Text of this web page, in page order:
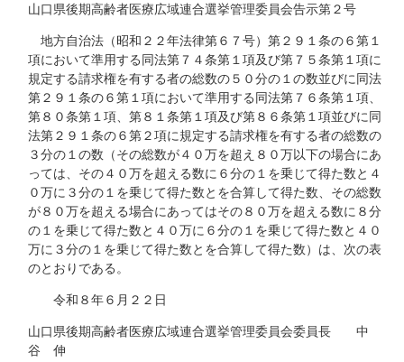
山口県後期高齢者医療広域連合選挙管理委員会告示第２号
地方自治法（昭和２２年法律第６７号）第２９１条の６第１
項において準用する同法第７４条第１項及び第７５条第１項に
規定する請求権を有する者の総数の５０分の１の数並びに同法
第２９１条の６第１項において準用する同法第７６条第１項、
第８０条第１項、第８１条第１項及び第８６条第１項並びに同
法第２９１条の６第２項に規定する請求権を有する者の総数の
３分の１の数（その総数が４０万を超え８０万以下の場合にあ
っては、その４０万を超える数に６分の１を乗じて得た数と４
０万に３分の１を乗じて得た数とを合算して得た数、その総数
が８０万を超える場合にあってはその８０万を超える数に８分
の１を乗じて得た数と４０万に６分の１を乗じて得た数と４０
万に３分の１を乗じて得た数とを合算して得た数）は、次の表
のとおりである。
令和８年６月２２日
山口県後期高齢者医療広域連合選挙管理委員会委員長 中
谷 伸